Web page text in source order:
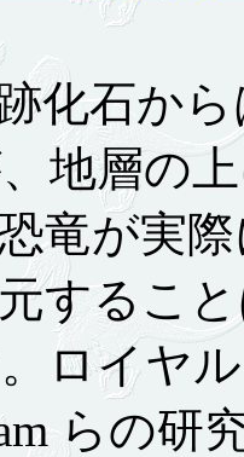
石から
地層の
竜が実
するこ
ロイヤ
らの研